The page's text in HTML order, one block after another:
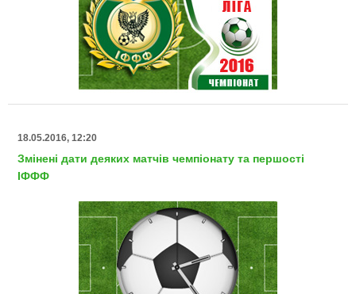
18.05.2016, 12:20
Змінені дати деяких матчів чемпіонату та першості
ІФФФ